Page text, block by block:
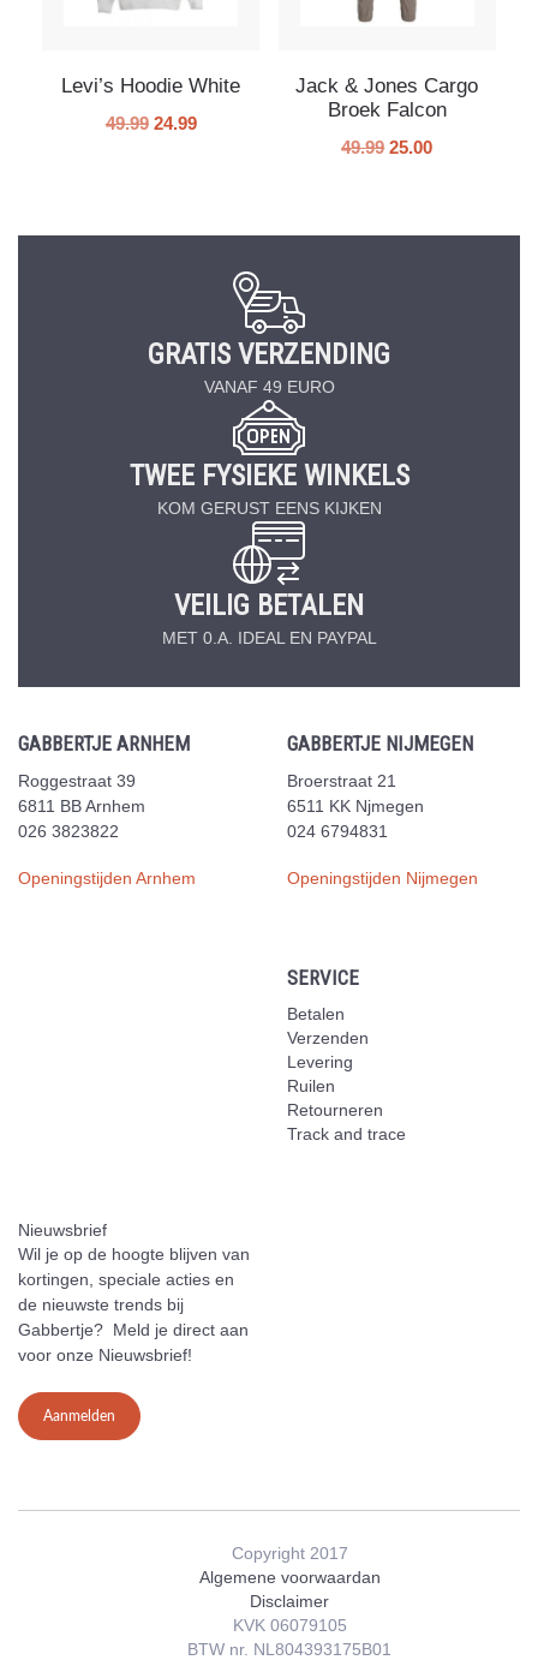
Levi’s Hoodie White
49.99 24.99
Jack & Jones Cargo
Broek Falcon
49.99 25.00
GRATIS VERZENDING
VANAF 49 EURO
TWEE FYSIEKE WINKELS
KOM GERUST EENS KIJKEN
VEILIG BETALEN
MET 0.A. IDEAL EN PAYPAL
GABBERTJE ARNHEM
Roggestraat 39
6811 BB Arnhem
026 3823822
Openingstijden Arnhem
GABBERTJE NIJMEGEN
Broerstraat 21
6511 KK Njmegen
024 6794831
Openingstijden Nijmegen
SERVICE
Betalen
Verzenden
Levering
Ruilen
Retourneren
Track and trace
Nieuwsbrief
Wil je op de hoogte blijven van
kortingen, speciale acties en
de nieuwste trends bij
Gabbertje? Meld je direct aan
voor onze Nieuwsbrief!
Aanmelden
Copyright 2017
Algemene voorwaardan
Disclaimer
KVK 06079105
BTW nr. NL804393175B01